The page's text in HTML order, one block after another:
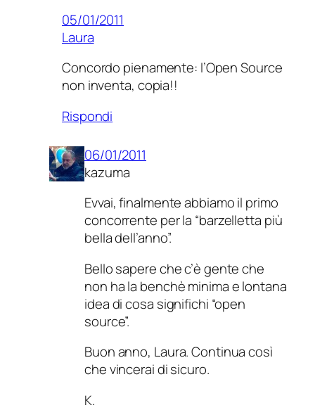
05/01/2011
Laura
Concordo pienamente: l’Open Source
non inventa, copia!!
Rispondi
06/01/2011
kazuma
Evvai, finalmente abbiamo il primo
concorrente per la “barzelletta più
bella dell’anno”.
Bello sapere che c’è gente che
non ha la benchè minima e lontana
idea di cosa significhi “open
source”.
Buon anno, Laura. Continua così
che vincerai di sicuro.
K.